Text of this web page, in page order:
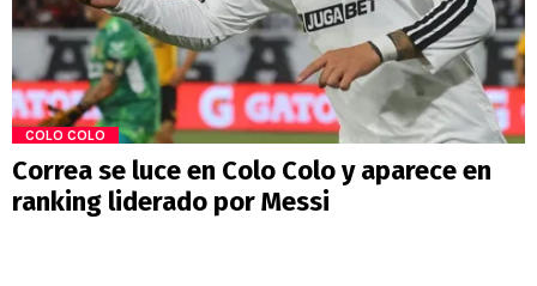
COLO COLO
Correa se luce en Colo Colo y aparece en
ranking liderado por Messi